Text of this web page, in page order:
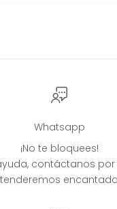
Whatsapp
¡No te bloquees!
contáctanos por